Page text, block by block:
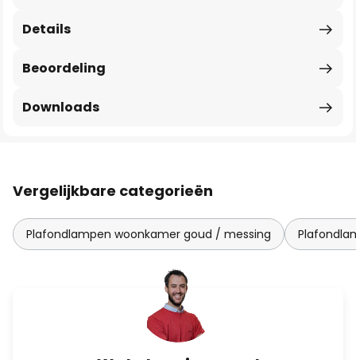
Details
Beoordeling
Downloads
Vergelijkbare categorieën
Plafondlampen woonkamer goud / messing